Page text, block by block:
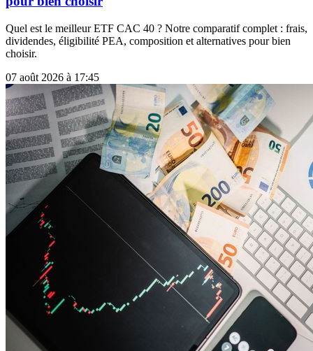
Quel est le meilleur ETF CAC 40 ? Notre comparatif complet : frais,
dividendes, éligibilité PEA, composition et alternatives pour bien
choisir.
07 août 2026 à 17:45